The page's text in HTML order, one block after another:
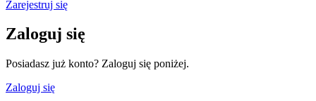
Zarejestruj się
Zaloguj się
Posiadasz już konto? Zaloguj się poniżej.
Zaloguj się